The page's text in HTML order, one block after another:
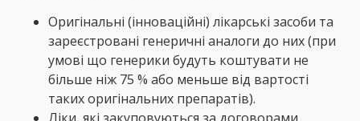
Оригінальні (інноваційні) лікарські засоби та
зареєстровані генеричні аналоги до них (при
умові що генерики будуть коштувати не
більше ніж 75 % або меньше від вартості
таких оригінальних препаратів).